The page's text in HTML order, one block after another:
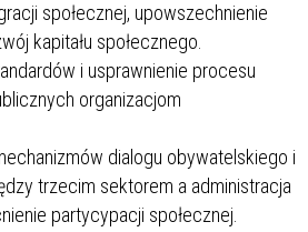
społecznej, upowszechnienie
kapitału społecznego.
i usprawnienie procesu
organizacjom
dialogu obywatelskiego i
trzecim sektorem a administracja
partycypacji społecznej.